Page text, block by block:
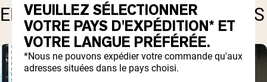
ENTRAÎNER AUSSI LES FESSIERS
VEUILLEZ SÉLECTIONNER
VOTRE PAYS D'EXPÉDITION* ET
VOTRE LANGUE PRÉFÉRÉE.
*Nous ne pouvons expédier votre commande qu'aux
adresses situées dans le pays choisi.